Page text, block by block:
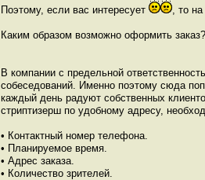
Поэтому, если вас интересует
, то
Каким образом возможно оформить заказ?
В компании с предельной
собеседований. Именно поэтому сюда
каждый день радуют собственных
стриптизерш по удобному адресу,
• Контактный номер телефона.
• Планируемое время.
• Адрес заказа.
• Количество зрителей.